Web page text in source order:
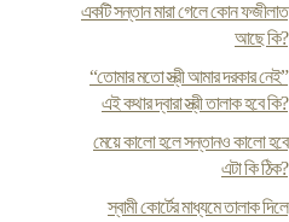
একটি সন্তান মারা গেলে কোন ফজীলাত
আছে কি?
“তোমার মতো স্ত্রী আমার দরকার নেই”
এই কথার দ্বারা স্ত্রী তালাক হবে কি?
মেয়ে কালো হলে সন্তানও কালো হবে
এটা কি ঠিক?
স্বামী কোর্টের মাধ্যমে তালাক দিলে